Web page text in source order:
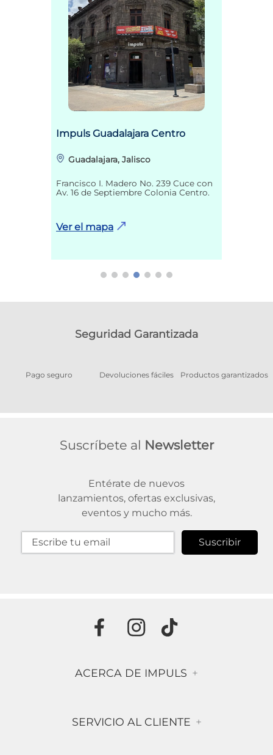
Impuls Guadalajara Centro
Guadalajara, Jalisco
Francisco I. Madero No. 239 Cuce con
Av. 16 de Septiembre Colonia Centro.
Ver el mapa
Seguridad Garantizada
Pago seguro Devoluciones fáciles Productos garantizados
Suscríbete al Newsletter
Entérate de nuevos
lanzamientos, ofertas exclusivas,
eventos y mucho más.
Suscribir
ACERCA DE IMPULS +
SERVICIO AL CLIENTE +